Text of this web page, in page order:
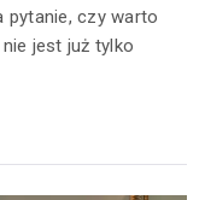
pytanie, czy warto
jest już tylko